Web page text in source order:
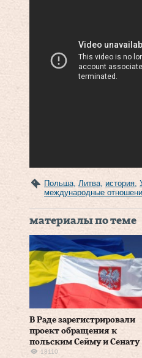
Польша, Литва, история,
международные
материалы по теме
В Раде зарегистрировали
проект обращения к
польским Сейму и Сенату
18110